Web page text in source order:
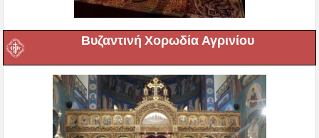
Βυζαντινή Χορωδία Αγρινίου